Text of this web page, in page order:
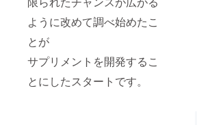
ように改めて調べ始めたこ
とが
サプリメントを開発するこ
とにしたスタートです。